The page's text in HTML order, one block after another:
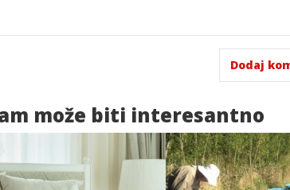
može biti interesantno